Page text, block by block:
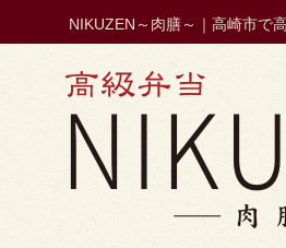
NIKUZEN～肉膳～｜高崎市で